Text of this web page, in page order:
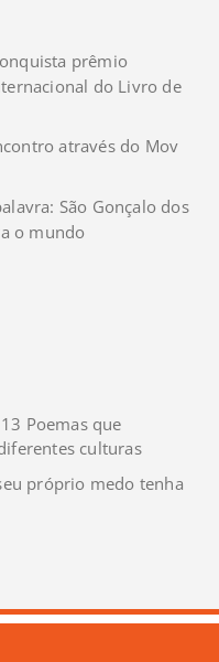
prêmio
do Livro de
através do Mov
São Gonçalo dos
o mundo
Poemas que
culturas
próprio medo tenha